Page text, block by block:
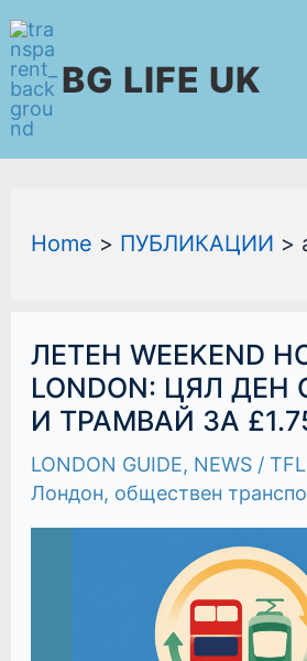
Skip
to
contentBG LIFE UK
Home ПУБЛИКАЦИИ
ЛЕТЕН WEEKEND
LONDON: ЦЯЛ ДЕН
И ТРАМВАЙ ЗА
LONDON GUIDE, NEWS/ TFL
Лондон, обществен
ЛЕТЕН
WEEKEND
HOPPER
В
LONDON:
ЦЯЛ
С
АВТОБУС
И